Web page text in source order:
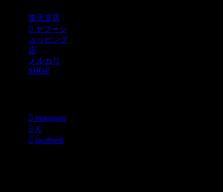
楽天支店
ヤフーシ
ョッピング
店
メルカリ
SHOP
instagram
X
facebook